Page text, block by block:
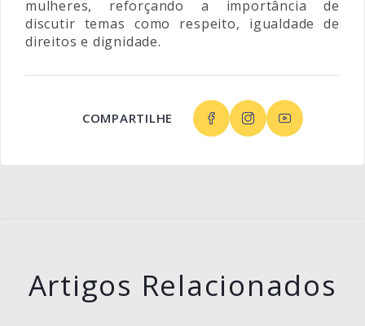
mulheres, reforçando a importância de
discutir temas como respeito, igualdade de
direitos e dignidade.
COMPARTILHE
Artigos Relacionados